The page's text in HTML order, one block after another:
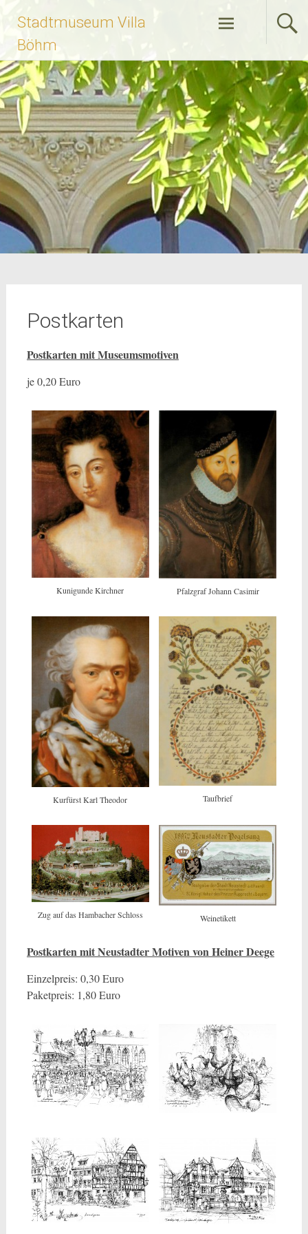
Inhalt
springen
Stadtmuseum Villa
Böhm
Postkarten
Postkarten mit Museumsmotiven
je 0,20 Euro
Kunigunde Kirchner Pfalzgraf Johann Casimir
Kurfürst Karl Theodor Taufbrief
Zug auf das Hambacher Schloss Weinetikett
Postkarten mit Neustadter Motiven von Heiner Deege
Einzelpreis: 0,30 Euro
Paketpreis: 1,80 Euro